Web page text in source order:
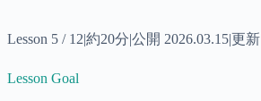
Lesson 5 / 12|約20分|公開 2026.03.15|更新
Lesson Goal